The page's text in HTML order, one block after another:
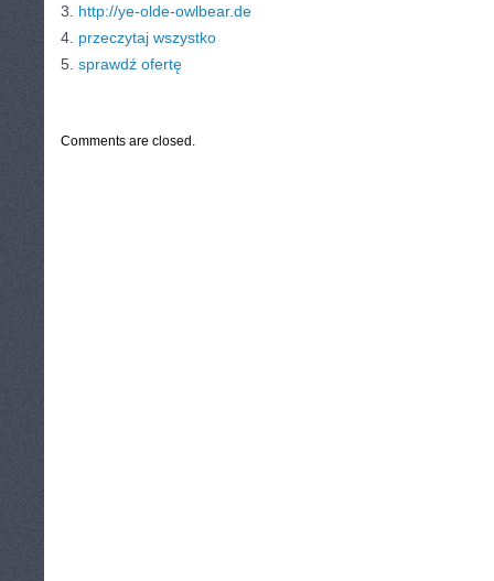
3. http://ye-olde-owlbear.de
4. przeczytaj wszystko
5. sprawdź ofertę
Comments are closed.